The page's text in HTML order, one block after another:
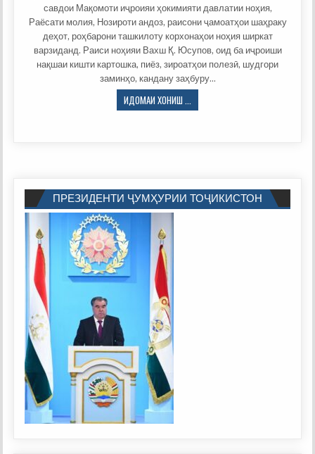
савдои Мақомоти иҷроияи ҳокимияти давлатии ноҳия,
Раёсати молия, Нозироти андоз, раисони ҷамоатҳои шаҳраку
деҳот, роҳбарони ташкилоту корхонаҳои ноҳия ширкат
варзиданд. Раиси ноҳияи Вахш Қ. Юсупов, оид ба иҷроиши
нақшаи кишти картошка, пиёз, зироатҳои полезӣ, шудгори
заминҳо, кандану заҳбуру…
ИДОМАИ ХОНИШ ...
ҶАЛАСАИ
ПРЕЗИДЕНТИ ҶУМҲУРИИ ТОҶИКИСТОН